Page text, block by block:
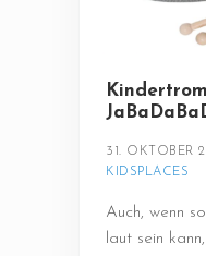
31. OKTOBER
KIDSPLACES
Auch, wenn
laut sein